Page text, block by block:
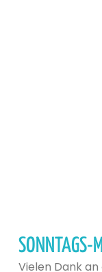
Vielen Dank